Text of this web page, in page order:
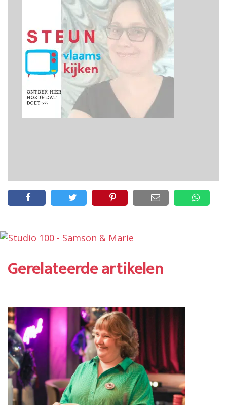
Gerelateerde artikelen